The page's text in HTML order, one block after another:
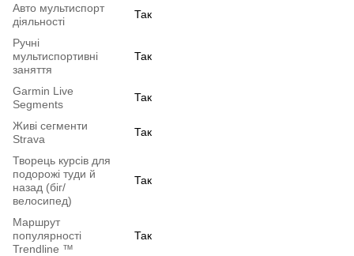
Авто мультиспорт
діяльності
Так
Ручні
мультиспортивні
заняття
Так
Garmin Live
Segments
Так
Живі сегменти
Strava
Так
Творець курсів для
подорожі туди й
назад (біг/
велосипед)
Так
Маршрут
популярності
Trendline ™
Так